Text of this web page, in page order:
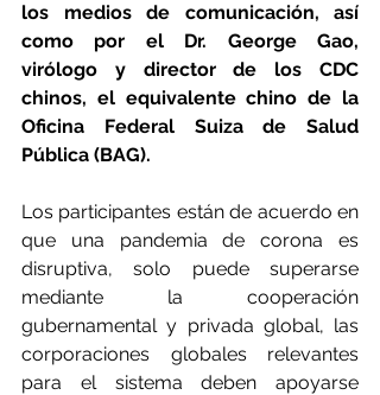
los medios de comunicación, así
como por el Dr. George Gao,
virólogo y director de los CDC
chinos, el equivalente chino de la
Oficina Federal Suiza de Salud
Pública (BAG).
Los participantes están de acuerdo en
que una pandemia de corona es
disruptiva, solo puede superarse
mediante la cooperación
gubernamental y privada global, las
corporaciones globales relevantes
para el sistema deben apoyarse